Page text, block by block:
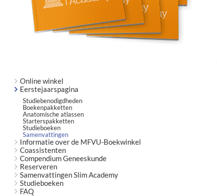
Online winkel
Eerstejaarspagina
Studiebenodigdheden
Boekenpakketten
Anatomische atlassen
Starterspakketten
Studieboeken
Samenvattingen
Informatie over de MFVU-Boekwinkel
Coassistenten
Compendium Geneeskunde
Reserveren
Samenvattingen Slim Academy
Studieboeken
FAQ